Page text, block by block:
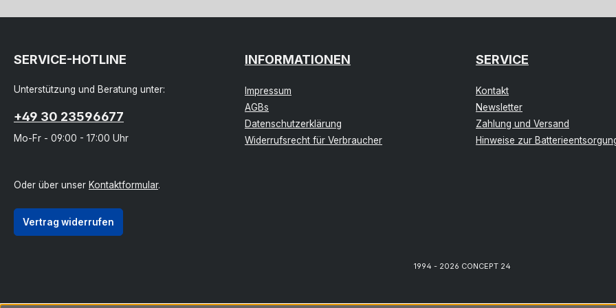
SERVICE-HOTLINE
Unterstützung und Beratung unter:
+49 30 23596677
Mo-Fr - 09:00 - 17:00 Uhr
Oder über unser Kontaktformular.
Vertrag widerrufen
INFORMATIONEN
Impressum
AGBs
Datenschutzerklärung
Widerrufsrecht für Verbraucher
SERVICE
Kontakt
Newsletter
Zahlung und Versand
Hinweise zur
1994 - 2026 CONCEPT 24